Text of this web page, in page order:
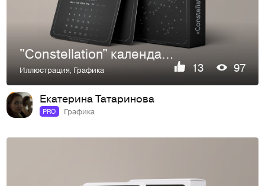
"Constellation" календарь 2027 (версия 2)
Иллюстрация Графика 13 97
Екатерина Татаринова
PRO Графика